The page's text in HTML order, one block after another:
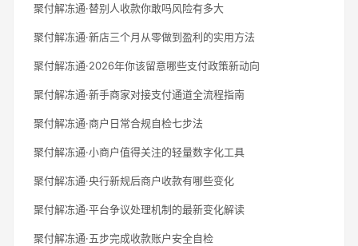
聚付解冻通·替别人收款你敢吗风险有多大
聚付解冻通·新店三个月从零做到盈利的实用方法
聚付解冻通·2026年你该留意哪些支付政策新动向
聚付解冻通·新手商家对接支付通道全流程指南
聚付解冻通·商户日常合规自检七步法
聚付解冻通·小商户值得关注的轻量数字化工具
聚付解冻通·央行新规后商户收款有哪些变化
聚付解冻通·平台争议处理机制的最新变化解读
聚付解冻通·五步完成收款账户安全自检